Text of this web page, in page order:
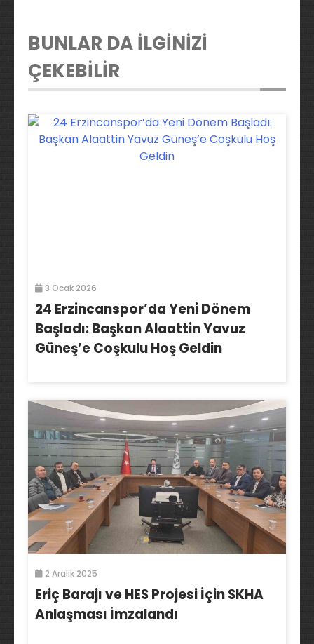
BUNLAR DA İLGİNİZİ
ÇEKEBİLİR
3 Ocak 2026
24 Erzincanspor’da Yeni Dönem
Başladı: Başkan Alaattin Yavuz
Güneş’e Coşkulu Hoş Geldin
2 Aralık 2025
Eriç Barajı ve HES Projesi İçin SKHA
Anlaşması İmzalandı